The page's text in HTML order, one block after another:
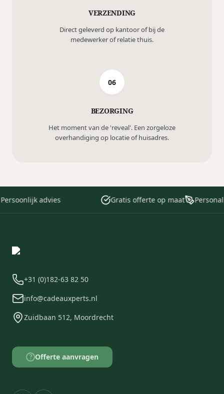
VERZENDING
Direct geleverd op kantoor of bij de
medewerker of relatie thuis.
06
BEZORGING
Het moment van de 'reveal'. Een zorgeloze
overhandiging op locatie of huisadres.
advies Gratis offerte op maat
+31 (0)182-63 82 50
info@cadeauxperts.nl
Zuidbaan 512, Moordrecht
? Offerte aanvragen